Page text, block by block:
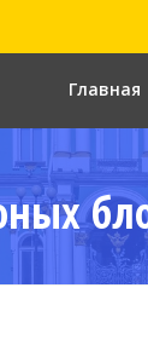
Главная